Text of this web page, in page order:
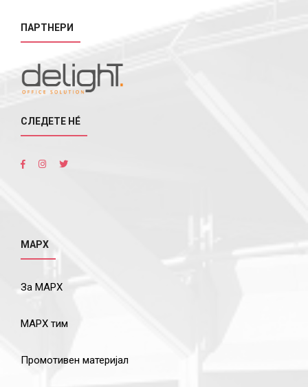
ПАРТНЕРИ
СЛЕДЕТЕ НÉ
МАРХ
За МАРХ
МАРХ тим
Промотивен материјал